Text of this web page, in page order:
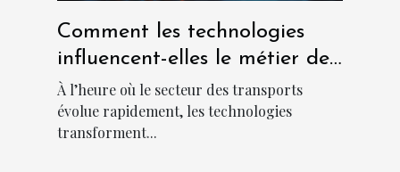
Comment les technologies
influencent-elles le métier de
chauffeur ?
À l’heure où le secteur des transports
évolue rapidement, les technologies
transforment...